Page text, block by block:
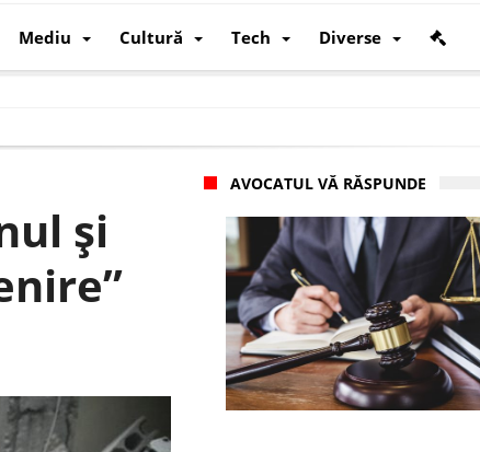
Mediu Cultură Tech Diverse
al SUA
simte, nu o spune
structurală a demografiei, fiscalității și poziției României în U.E.
și
AVOCATUL VĂ RĂSPUNDE